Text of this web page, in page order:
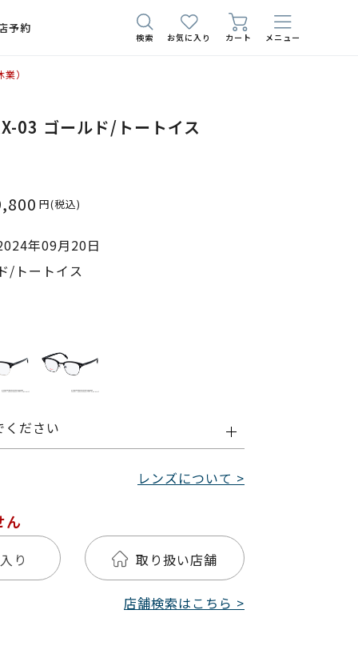
予約
検索 お気に入り カート メニュー
）
03 ゴールド/トートイス
円(税込)
年09月20日
/トートイス
ください
レンズについて >
ん
り 取り扱い店舗
店舗検索はこちら >